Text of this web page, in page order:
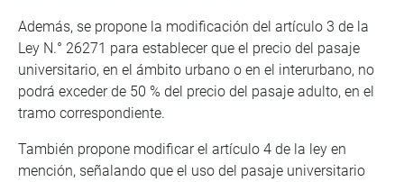
Además, se propone la modificación del artículo 3 de la
Ley N.° 26271 para establecer que el precio del pasaje
universitario, en el ámbito urbano o en el interurbano, no
podrá exceder de 50 % del precio del pasaje adulto, en el
tramo correspondiente.
También propone modificar el artículo 4 de la ley en
mención, señalando que el uso del pasaje universitario